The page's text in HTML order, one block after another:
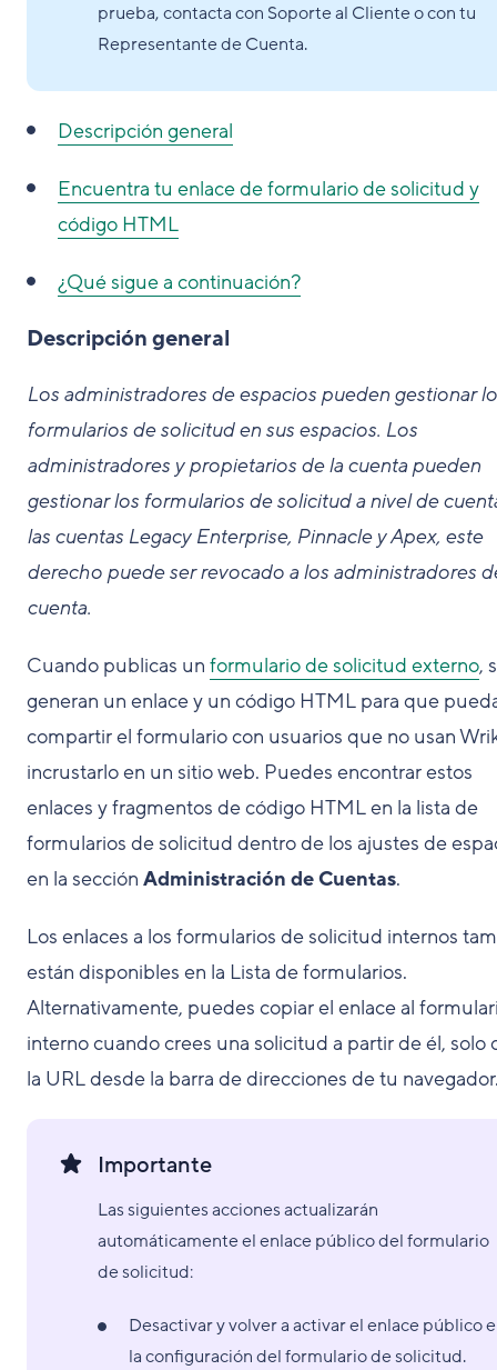
prueba, contacta con Soporte al Cliente o con tu
Representante de Cuenta.
Descripción general
Encuentra tu enlace de formulario de solicitud y
código HTML
¿Qué sigue a continuación?
Descripción general
Los administradores de espacios pueden gestionar
formularios de solicitud en sus espacios. Los
administradores y propietarios de la cuenta pueden
gestionar los formularios de solicitud a nivel de
las cuentas Legacy Enterprise, Pinnacle y Apex, este
derecho puede ser revocado a los administradores
cuenta.
Cuando publicas un formulario de solicitud externo,
generan un enlace y un código HTML para que
compartir el formulario con usuarios que no usan
incrustarlo en un sitio web. Puedes encontrar estos
enlaces y fragmentos de código HTML en la lista de
formularios de solicitud dentro de los ajustes de
en la sección Administración de Cuentas.
Los enlaces a los formularios de solicitud internos
están disponibles en la Lista de formularios.
Alternativamente, puedes copiar el enlace al
interno cuando crees una solicitud a partir de él, solo
la URL desde la barra de direcciones de tu
Importante
Las siguientes acciones actualizarán
automáticamente el enlace público del formulario
de solicitud:
Desactivar y volver a activar el enlace público
la configuración del formulario de solicitud.